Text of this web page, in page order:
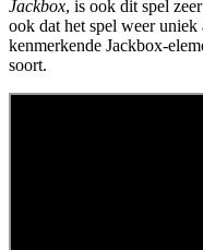
Jackbox, is ook dit spel
ook dat het spel weer
kenmerkende Jackbox-
soort.